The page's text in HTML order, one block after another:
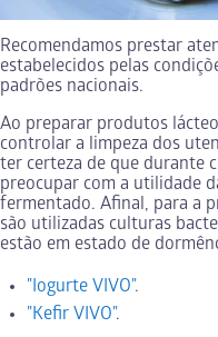
Recomendamos prestar
estabelecidos pelas
padrões nacionais.
Ao preparar produtos
controlar a limpeza dos
ter certeza de que durante
preocupar com a utilidade
fermentado. Afinal, para a
são utilizadas culturas
estão em estado de
"Iogurte VIVO".
"Kefir VIVO".